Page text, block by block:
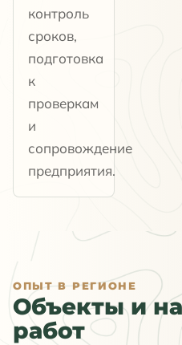
контроль
сроков,
подготовка
к
проверкам
и
сопровождение
предприятия.
ОПЫТ В РЕГИОНЕ
Объекты и
работ